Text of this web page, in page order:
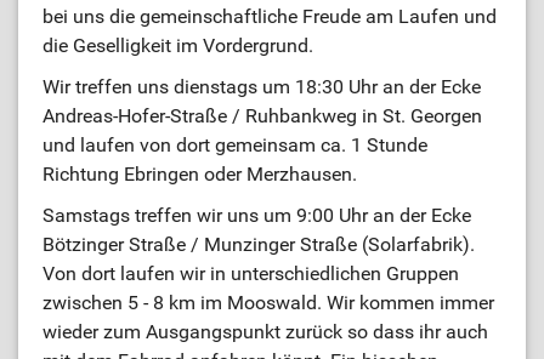
bei uns die gemeinschaftliche Freude am Laufen und
die Geselligkeit im Vordergrund.
Wir treffen uns dienstags um 18:30 Uhr an der Ecke
Andreas-Hofer-Straße / Ruhbankweg in St. Georgen
und laufen von dort gemeinsam ca. 1 Stunde
Richtung Ebringen oder Merzhausen.
Samstags treffen wir uns um 9:00 Uhr an der Ecke
Bötzinger Straße / Munzinger Straße (Solarfabrik).
Von dort laufen wir in unterschiedlichen Gruppen
zwischen 5 - 8 km im Mooswald. Wir kommen immer
wieder zum Ausgangspunkt zurück so dass ihr auch